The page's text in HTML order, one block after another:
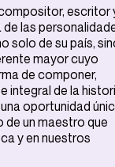
escritor
las
solo de su país,
mayor cuyo
de componer,
integral de la
oportunidad
de un maestro que
y en nuestros